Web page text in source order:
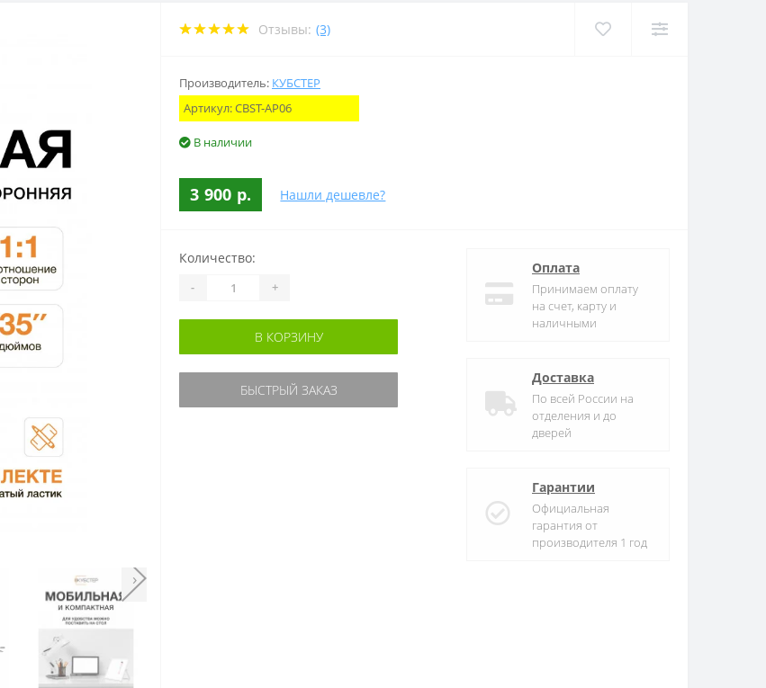
›
Отзывы: (3)
Производитель: КУБСТЕР
Артикул:CBST-AP06
В наличии
3 900 р. Нашли дешевле?
Количество:
- +
В КОРЗИНУ
БЫСТРЫЙ ЗАКАЗ
Оплата
Принимаем оплату
на счет, карту и
наличными
Доставка
По всей России на
отделения и до
дверей
Гарантии
Официальная
гарантия от
производителя 1 год